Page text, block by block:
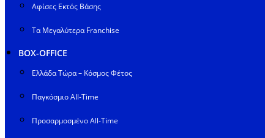
Αφίσες Εκτός Βάσης
Τα Μεγαλύτερα Franchise
BOX-OFFICE
Ελλάδα Τώρα – Κόσμος Φέτος
Παγκόσμιο All-Time
Προσαρμοσμένο All-Time